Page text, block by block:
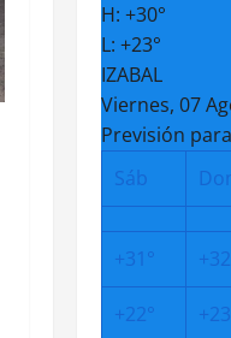
H: +30°
L: +23°
IZABAL
Viernes, 07
Previsión
Sáb
+31° +
+22° +